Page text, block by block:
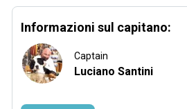
Informazioni sul capitano:
Captain
Luciano Santini